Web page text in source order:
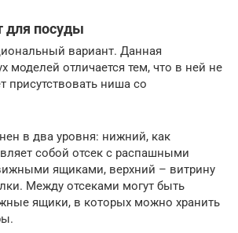
для посуды
вариант. Данная
моделей отличается тем, что в ней не
присутствовать ниша со
в два уровня: нижний, как
собой отсек с распашными
ящиками, верхний – витрину
Между отсеками могут быть
ящики, в которых можно хранить